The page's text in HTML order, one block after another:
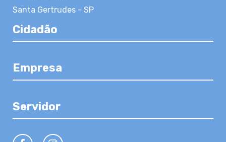
Santa Gertrudes - SP
Cidadão
Empresa
Servidor